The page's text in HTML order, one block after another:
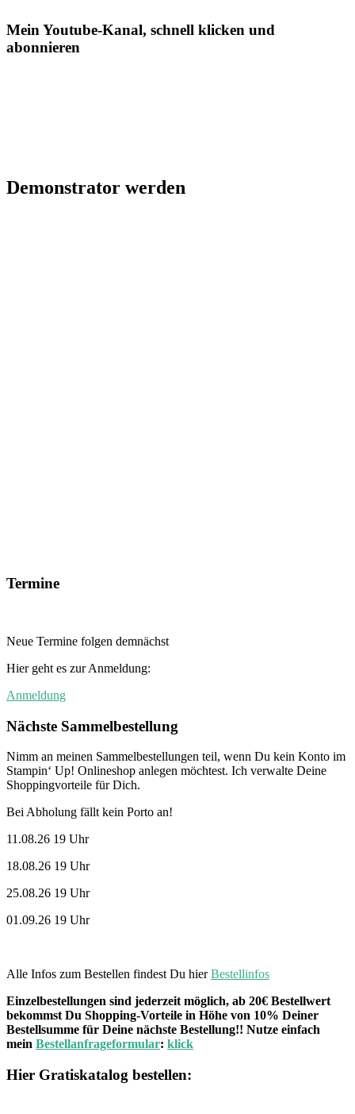
Mein Youtube-Kanal, schnell klicken und
abonnieren
Demonstrator werden
Termine
Neue Termine folgen demnächst
Hier geht es zur Anmeldung:
Anmeldung
Nächste Sammelbestellung
Nimm an meinen Sammelbestellungen teil, wenn Du kein Konto im
Stampin‘ Up! Onlineshop anlegen möchtest. Ich verwalte Deine
Shoppingvorteile für Dich.
Bei Abholung fällt kein Porto an!
11.08.26 19 Uhr
18.08.26 19 Uhr
25.08.26 19 Uhr
01.09.26 19 Uhr
Alle Infos zum Bestellen findest Du hierBestellinfos
Einzelbestellungen sind jederzeit möglich, ab 20€ Bestellwert
bekommst Du Shopping-Vorteile in Höhe von 10% Deiner
Bestellsumme für Deine nächste Bestellung!! Nutze einfach
mein Bestellanfrageformular: klick
Hier Gratiskatalog bestellen: